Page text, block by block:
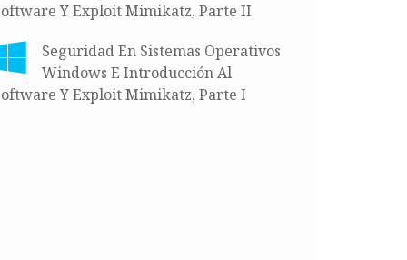
Y Exploit Mimikatz, Parte II
Seguridad En Sistemas Operativos
Windows E Introducción Al
Y Exploit Mimikatz, Parte I